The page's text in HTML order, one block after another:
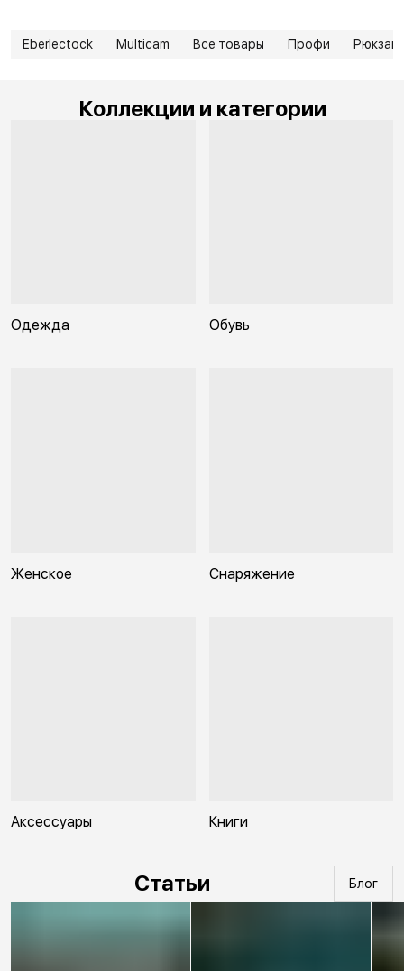
Eberlectock Multicam Все товары Профи
Коллекции и категории
Одежда Обувь
Женское Снаряжение
Аксессуары Книги
Статьи Блог